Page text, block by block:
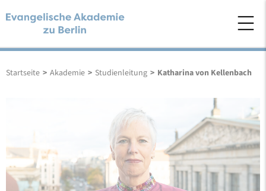
Startseite > Akademie > Studienleitung > Katharina von Kellenbach